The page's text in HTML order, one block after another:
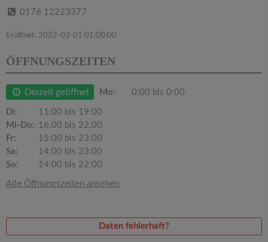
0176 12223377
Eröffnet: 2022-03-01 01:00:00
ÖFFNUNGSZEITEN
Derzeit geöffnet Mo: 0:00 bis 0:00
Di:
11:00 bis 19:00
Mi-Do: 16:00 bis 22:00
Fr:
15:00 bis 23:00
Sa:
14:00 bis 23:00
So:
14:00 bis 22:00
Alle Öffnungszeiten ansehen
Daten fehlerhaft?
t
o